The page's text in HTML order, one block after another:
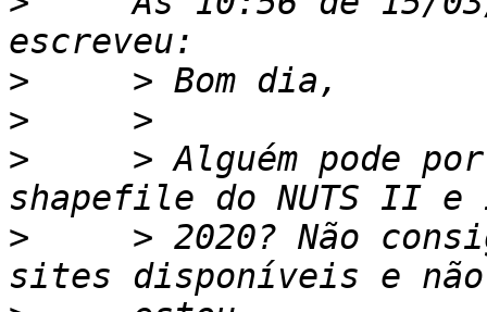
>
>
>
> Alguém pode
>
> 2020? Não